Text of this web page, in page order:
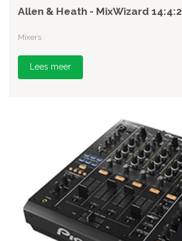
Allen & Heath - MixWizard 14:4:2
Mixers
Lees meer